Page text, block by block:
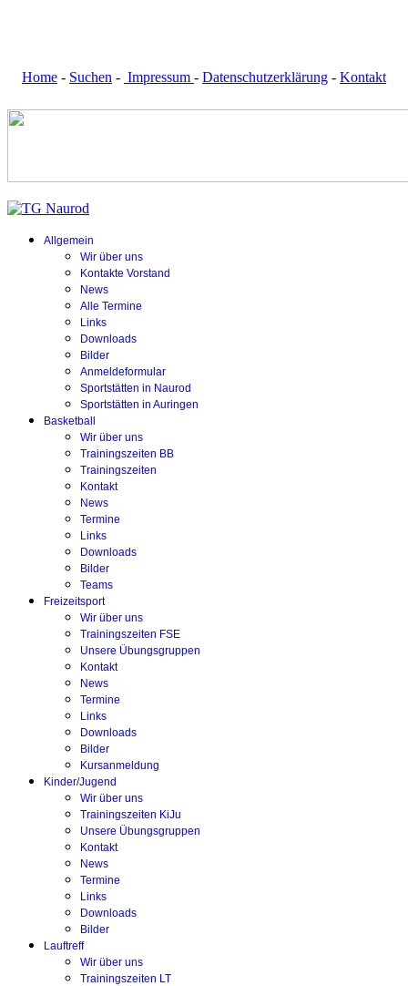
Home - Suchen - Impressum - Datenschutzerklärung - Kontakt
Allgemein
Wir über uns
Kontakte Vorstand
News
Alle Termine
Links
Downloads
Bilder
Anmeldeformular
Sportstätten in Naurod
Sportstätten in Auringen
Basketball
Wir über uns
Trainingszeiten BB
Trainingszeiten
Kontakt
News
Termine
Links
Downloads
Bilder
Teams
Freizeitsport
Wir über uns
Trainingszeiten FSE
Unsere Übungsgruppen
Kontakt
News
Termine
Links
Downloads
Bilder
Kursanmeldung
Kinder/Jugend
Wir über uns
Trainingszeiten KiJu
Unsere Übungsgruppen
Kontakt
News
Termine
Links
Downloads
Bilder
Lauftreff
Wir über uns
Trainingszeiten LT